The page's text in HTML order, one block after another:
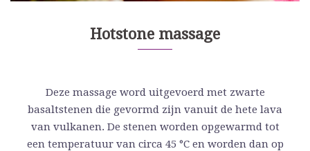
Hotstone massage
Deze massage word uitgevoerd met zwarte
basaltstenen die gevormd zijn vanuit de hete lava
van vulkanen. De stenen worden opgewarmd tot
een temperatuur van circa 45 °C en worden dan op